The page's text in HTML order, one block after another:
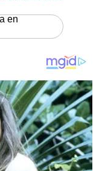
en